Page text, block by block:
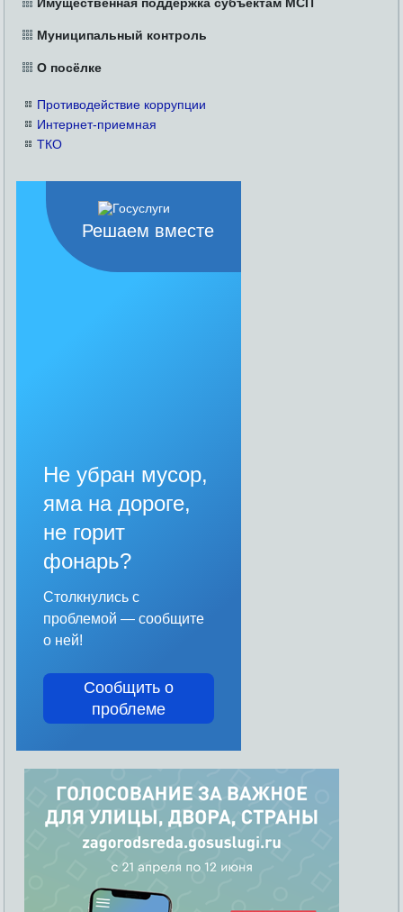
Муниципальный контроль
О посёлке
Противодействие коррупции
Интернет-приемная
ТКО
Решаем вместе
Не убран мусор,
яма на дороге,
не горит
фонарь?
Столкнулись с
проблемой — сообщите
о ней!
Сообщить о
проблеме